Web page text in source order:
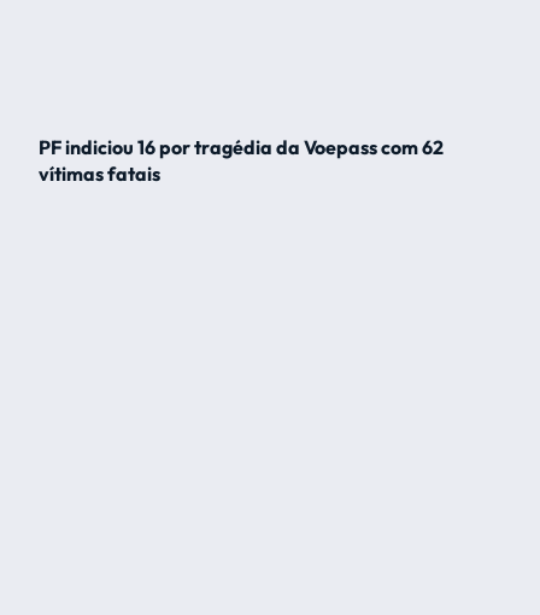
PF indiciou 16 por tragédia da Voepass com 62
vítimas fatais